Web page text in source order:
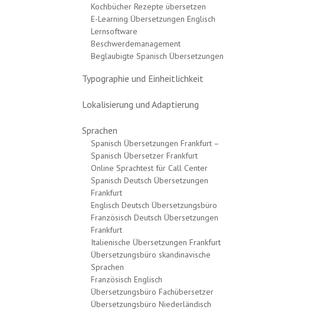
Kochbücher Rezepte übersetzen
E-Learning Übersetzungen Englisch
Lernsoftware
Beschwerdemanagement
Beglaubigte Spanisch Übersetzungen
Typographie und Einheitlichkeit
Lokalisierung und Adaptierung
Sprachen
Spanisch Übersetzungen Frankfurt –
Spanisch Übersetzer Frankfurt
Online Sprachtest für Call Center
Spanisch Deutsch Übersetzungen
Frankfurt
Englisch Deutsch Übersetzungsbüro
Französisch Deutsch Übersetzungen
Frankfurt
Italienische Übersetzungen Frankfurt
Übersetzungsbüro skandinavische
Sprachen
Französisch Englisch
Übersetzungsbüro Fachübersetzer
Übersetzungsbüro Niederländisch